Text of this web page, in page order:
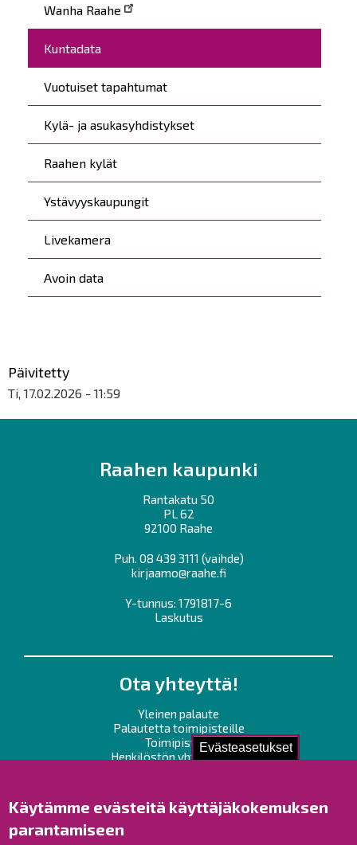
Evästeasetukset
Käytämme evästeitä käyttäjäkokemuksen
parantamiseen
Wanha Raahe
Kuntadata
Vuotuiset tapahtumat
Kylä- ja asukasyhdistykset
Raahen kylät
Ystävyyskaupungit
Livekamera
Avoin data
Päivitetty
Ti, 17.02.2026 - 11:59
Raahen kaupunki
Rantakatu 50
PL 62
92100 Raahe
Puh. 08 439 3111 (vaihde)
kirjaamo@raahe.fi
Y-tunnus: 1791817-6
Laskutus
Ota yhteyttä!
Yleinen palaute
Palautetta toimipisteille
Toimipisteet
Henkilöstön yhteystiedot
Raahe Facebookissa
Raahe Instagramissa